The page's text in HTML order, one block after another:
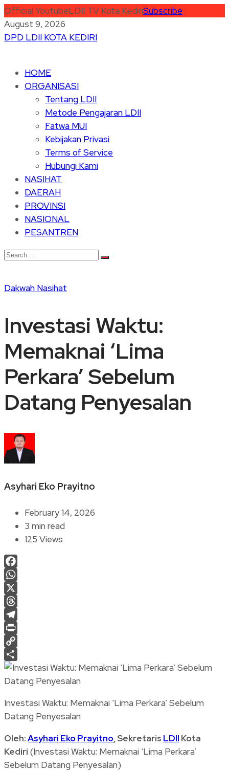
Official YoutubeLDII TV Kota KediriSubscribe
August 9, 2026
DPD LDII KOTA KEDIRI
HOME
ORGANISASI
Tentang LDII
Metode Pengajaran LDII
Fatwa MUI
Kebijakan Privasi
Terms of Service
Hubungi Kami
NASIHAT
DAERAH
PROVINSI
NASIONAL
PESANTREN
Dakwah Nasihat
Investasi Waktu:
Memaknai ‘Lima
Perkara’ Sebelum
Datang Penyesalan
Asyhari Eko Prayitno
February 14, 2026
3 min read
125 Views
Facebook
WhatsApp
X
Threads
Telegram
Print
Copy
Link
Share
Investasi Waktu: Memaknai ‘Lima Perkara’ Sebelum
Datang Penyesalan
Oleh:Asyhari Eko Prayitno, Sekretaris LDII Kota
Kediri (Investasi Waktu: Memaknai ‘Lima Perkara’
Sebelum Datang Penyesalan)